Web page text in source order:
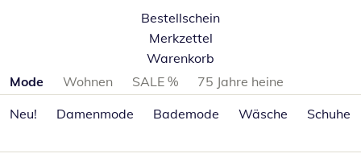
Bestellschein
Merkzettel
Warenkorb
Produktkategorien überspringen
Mode Wohnen SALE %
75 Jahre heine
Neu!
Damenmode Bademode Wäsche Schuhe